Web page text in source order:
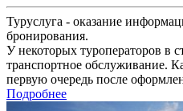
Туруслуга - оказание
бронирования.
У некоторых туроператоров в
транспортное обслуживание.
первую очередь после
Подробнее